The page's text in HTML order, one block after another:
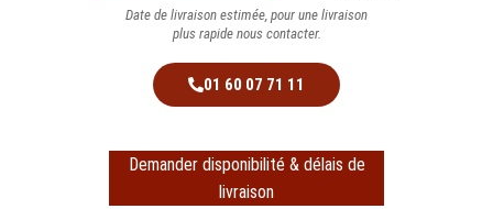
Date de livraison estimée, pour une livraison
plus rapide nous contacter.
01 60 07 71 11
Demander disponibilité & délais de
livraison